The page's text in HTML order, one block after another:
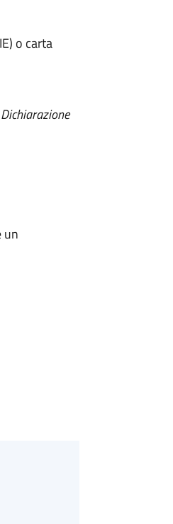
o carta
Dichiarazione
un